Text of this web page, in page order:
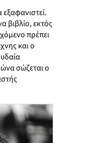
βιβλίο, εκτός
πρέπει
και ο
σώζεται ο